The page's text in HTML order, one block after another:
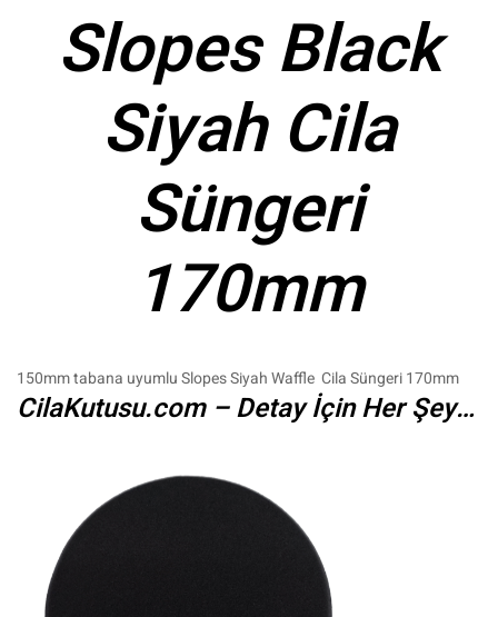
Slopes Black
Siyah Cila
Süngeri
170mm
150mm tabana uyumlu Slopes Siyah Waffle Cila Süngeri 170mm
CilaKutusu.com – Detay İçin Her Şey…